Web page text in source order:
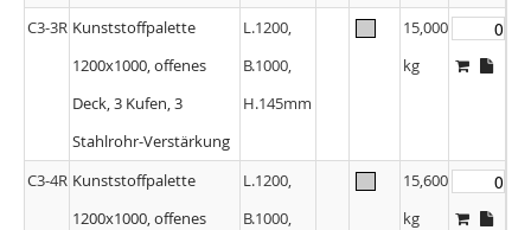
C3-3R Kunststoffpalette
1200x1000, offenes
Deck, 3 Kufen, 3
Stahlrohr-Verstärkung
L.1200,
B.1000,
H.145mm
15,000
kg
C3-4R Kunststoffpalette
1200x1000, offenes
L.1200,
B.1000,
15,600
kg